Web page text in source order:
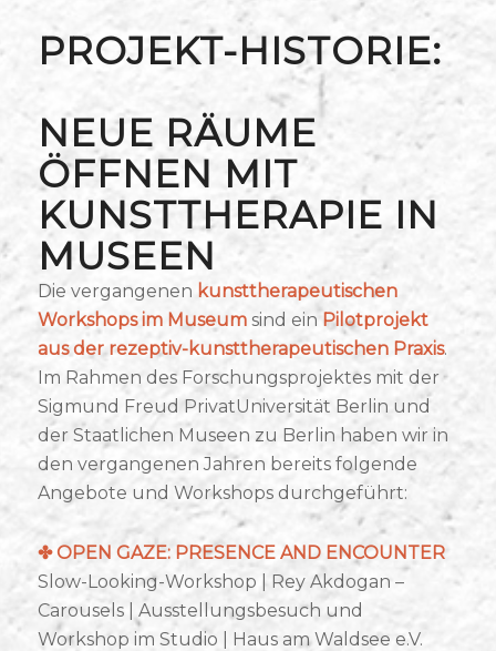
PROJEKT-HISTORIE:
NEUE RÄUME
ÖFFNEN MIT
KUNSTTHERAPIE IN
MUSEEN
Die vergangenen kunsttherapeutischen
Workshops im Museumsind ein Pilotprojekt
aus der rezeptiv-kunsttherapeutischen Praxis.
Im Rahmen des Forschungsprojektes mit der
Sigmund Freud PrivatUniversität Berlin und
der Staatlichen Museen zu Berlin haben wir in
den vergangenen Jahren bereits folgende
Angebote und Workshops durchgeführt:
✤OPEN GAZE: PRESENCE AND ENCOUNTER
Slow-Looking-Workshop | Rey Akdogan –
Carousels | Ausstellungsbesuch und
Workshop im Studio | Haus am Waldsee e.V.